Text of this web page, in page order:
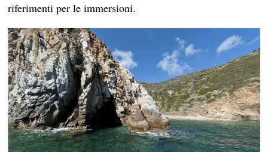
riferimenti per le immersioni.